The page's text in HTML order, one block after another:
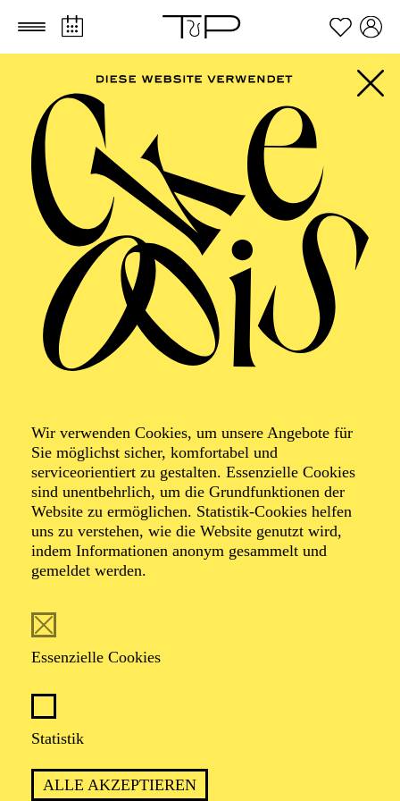
Zum Hauptinhalt springen Zum Footer springen
Wir verwenden Cookies, um unsere Angebote für
Sie möglichst sicher, komfortabel und
serviceorientiert zu gestalten. Essenzielle Cookies
sind unentbehrlich, um die Grundfunktionen der
Website zu ermöglichen. Statistik-Cookies helfen
uns zu verstehen, wie die Website genutzt wird,
indem Informationen anonym gesammelt und
gemeldet werden.
Essenzielle Cookies
Statistik
ALLE AKZEPTIEREN
Foto: Björn Hickmann
Patrick Jaskolka
seiner Generation. Seine Arbeit umfasst